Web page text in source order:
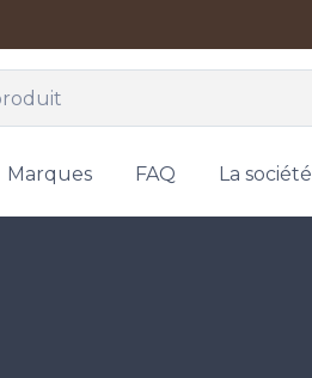
Marques FAQ La société